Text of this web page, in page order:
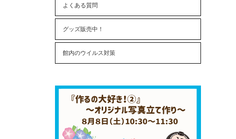
よくある質問
グッズ販売中！
館内のウイルス対策